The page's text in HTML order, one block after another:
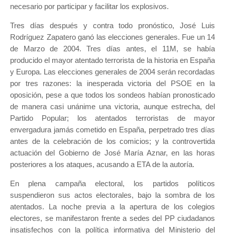
necesario por participar y facilitar los explosivos.
Tres días después y contra todo pronóstico, José Luis
Rodríguez Zapatero ganó las elecciones generales. Fue un 14
de Marzo de 2004. Tres días antes, el 11M, se había
producido el mayor atentado terrorista de la historia en España
y Europa. Las elecciones generales de 2004 serán recordadas
por tres razones: la inesperada victoria del PSOE en la
oposición, pese a que todos los sondeos habían pronosticado
de manera casi unánime una victoria, aunque estrecha, del
Partido Popular; los atentados terroristas de mayor
envergadura jamás cometido en España, perpetrado tres días
antes de la celebración de los comicios; y la controvertida
actuación del Gobierno de José María Aznar, en las horas
posteriores a los ataques, acusando a ETA de la autoría.
En plena campaña electoral, los partidos políticos
suspendieron sus actos electorales, bajo la sombra de los
atentados. La noche previa a la apertura de los colegios
electores, se manifestaron frente a sedes del PP ciudadanos
insatisfechos con la política informativa del Ministerio del